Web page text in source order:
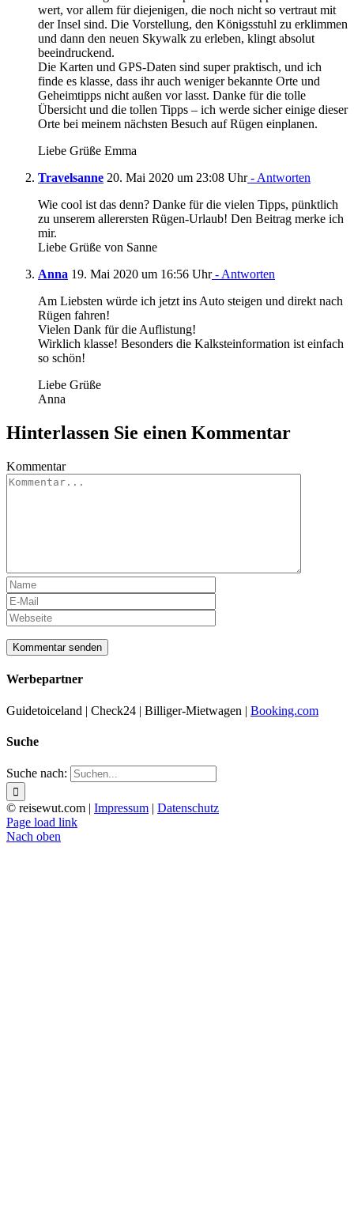
wert, vor allem für diejenigen, die noch nicht so vertraut mit
der Insel sind. Die Vorstellung, den Königsstuhl zu erklimmen
und dann den neuen Skywalk zu erleben, klingt absolut
beeindruckend.
Die Karten und GPS-Daten sind super praktisch, und ich
finde es klasse, dass ihr auch weniger bekannte Orte und
Geheimtipps nicht außen vor lasst. Danke für die tolle
Übersicht und die tollen Tipps – ich werde sicher einige dieser
Orte bei meinem nächsten Besuch auf Rügen einplanen.
Liebe Grüße Emma
Travelsanne 20. Mai 2020 um 23:08 Uhr- Antworten
Wie cool ist das denn? Danke für die vielen Tipps, pünktlich
zu unserem allerersten Rügen-Urlaub! Den Beitrag merke ich
mir.
Liebe Grüße von Sanne
Anna 19. Mai 2020 um 16:56 Uhr- Antworten
Am Liebsten würde ich jetzt ins Auto steigen und direkt nach
Rügen fahren!
Vielen Dank für die Auflistung!
Wirklich klasse! Besonders die Kalksteinformation ist einfach
so schön!
Liebe Grüße
Anna
Hinterlassen Sie einen Kommentar
Kommentar
Werbepartner
Guidetoiceland | Check24 | Billiger-Mietwagen | Booking.com
Suche
Suche nach:
© reisewut.com | Impressum | Datenschutz
Page load link
Nach oben